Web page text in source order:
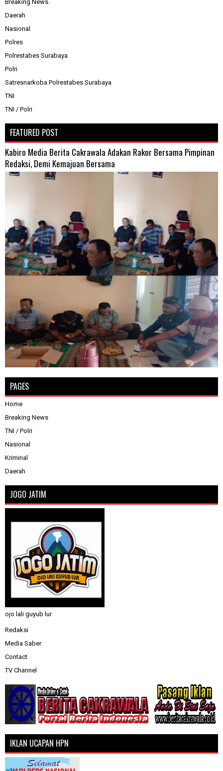
Breaking News.
Daerah
Nasional
Polres
Polrestabes Surabaya
Polri
Satresnarkoba Polrestabes Surabaya
TNI
TNI / Polri
FEATURED POST
Kabiro Media Berita Cakrawala Adakan Rakor Bersama Pimpinan
Redaksi, Demi Kemajuan Bersama
PAGES
Home
Breaking News
TNI / Polri
Nasional
Kriminal
Daerah
JOGO JATIM
ojo lali guyub lur
Redaksi
Media Saber
Contact
TV Channel
IKLAN UCAPAN HPN